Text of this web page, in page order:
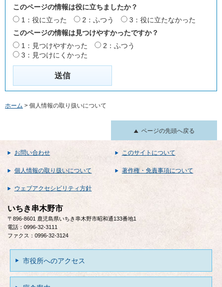
このページの情報は役に立ちましたか？
1：役に立った
2：ふつう
3：役に立たなかった
このページの情報は見つけやすかったですか？
1：見つけやすかった
2：ふつう
3：見つけにくかった
ホーム > 個人情報の取り扱いについて
ページの先頭へ戻る
お問い合わせ このサイトについて
個人情報の取り扱いについて 著作権・免責事項について
ウェブアクセシビリティ方針
いちき串木野市
〒896-8601 鹿児島県いちき串木野市昭和通133番地1
電話：0996-32-3111
ファクス：0996-32-3124
市役所へのアクセス